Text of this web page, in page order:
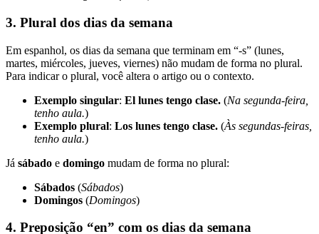
3. Plural dos dias da semana
Em espanhol, os dias da semana que terminam em “-s” (lunes,
martes, miércoles, jueves, viernes) não mudam de forma no plural.
Para indicar o plural, você altera o artigo ou o contexto.
Exemplo singular: El lunes tengo clase. (Na segunda-feira,
tenho aula.)
Exemplo plural: Los lunes tengo clase. (Às segundas-feiras,
tenho aula.)
Já sábado e domingo mudam de forma no plural:
Sábados (Sábados)
Domingos (Domingos)
4. Preposição “en” com os dias da semana